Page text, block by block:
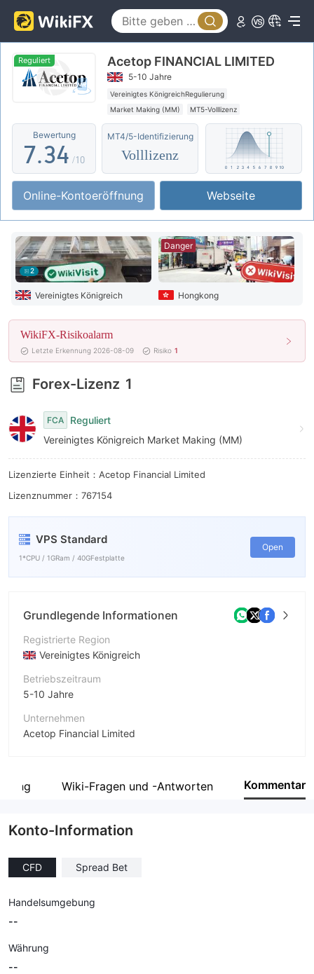
Reguliert Acetop FINANCIAL LIMITED
5-10 Jahre
Vereinigtes KönigreichRegulierung
Market Making (MM)
MT5-Volllizenz
Regionale Kaufmann
Hohes potenzielles Risiko
Bewertung
2
3
4
6
7
8
9
.
0
2
3
4
5
6
7
8
9
0
1
3
4
5
6
7
8
9
/10
MT4/5-Identifizierung
Volllizenz
Online-Kontoeröffnung Webseite
2
Vereinigtes Königreich
Danger
Hongkong
WikiFX-Risikoalarm
Letzte Erkennung 2026-08-09 Risiko 1
Forex-Lizenz 1
FCA
Reguliert
Vereinigtes Königreich Market Making (MM)
Lizenzierte Einheit：Acetop Financial Limited
Lizenznummer：767154
VPS Standard
1*CPU / 1GRam / 40GFestplatte
Open
Grundlegende Informationen
Registrierte Region
Vereinigtes Königreich
Betriebszeitraum
5-10 Jahre
Unternehmen
Acetop Financial Limited
Unternehmensmitarbeiter
Wiki-Fragen und -Antworten Kommentar
Konto-Information
CFD Spread Bet
Handelsumgebung
--
Währung
--